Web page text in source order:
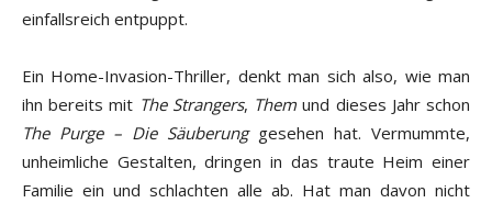
einfallsreich entpuppt.
Ein Home-Invasion-Thriller, denkt man sich also, wie man
ihn bereits mit The Strangers, Them und dieses Jahr schon
The Purge – Die Säuberunggesehen hat. Vermummte,
unheimliche Gestalten, dringen in das traute Heim einer
Familie ein und schlachten alle ab. Hat man davon nicht